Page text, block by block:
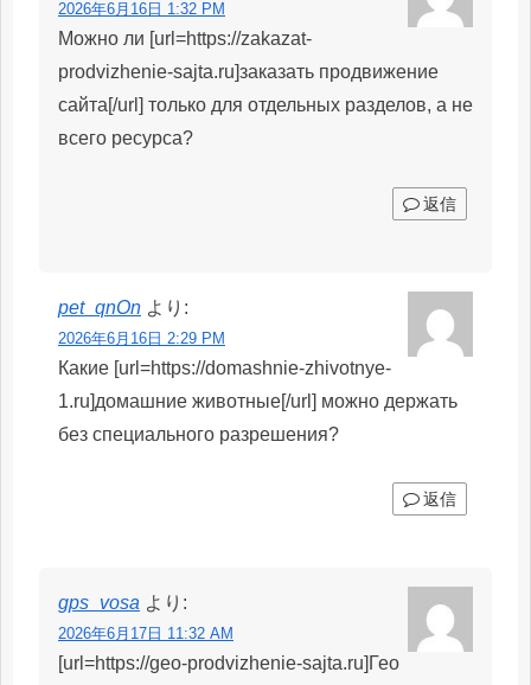
2026年6月16日 1:32 PM
Можно ли [url=https://zakazat-
prodvizhenie-sajta.ru]заказать продвижение
сайта[/url] только для отдельных разделов, а не
всего ресурса?
返信
pet_qnOn より:
2026年6月16日 2:29 PM
Какие [url=https://domashnie-zhivotnye-
1.ru]домашние животные[/url] можно держать
без специального разрешения?
返信
gps_vosa より:
2026年6月17日 11:32 AM
[url=https://geo-prodvizhenie-sajta.ru]Гео